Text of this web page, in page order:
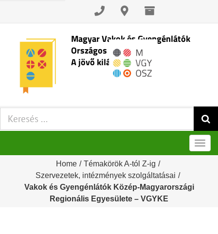
Skip
content
Magyar Vakok és Gyengénlátók
Országos Szövetsége
A jövő kilátásai
Keresés:
Home / Témakörök A-tól Z-ig /
Szervezetek, intézmények szolgáltatásai /
Vakok és Gyengénlátók Közép-Magyarországi
Regionális Egyesülete – VGYKE